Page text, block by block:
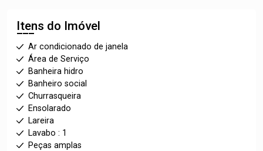
Itens do Imóvel
Ar condicionado de janela
Área de Serviço
Banheira hidro
Banheiro social
Churrasqueira
Ensolarado
Lareira
Lavabo : 1
Peças amplas